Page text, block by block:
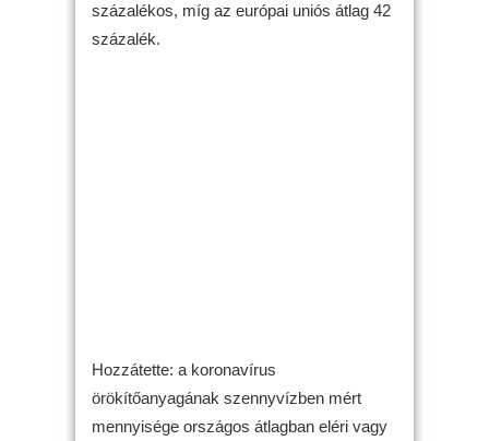
százalékos, míg az európai uniós átlag 42
százalék.
Hozzátette: a koronavírus
örökítőanyagának szennyvízben mért
mennyisége országos átlagban eléri vagy